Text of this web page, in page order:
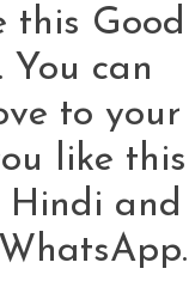
this Good
can
to your
like this
Hindi and